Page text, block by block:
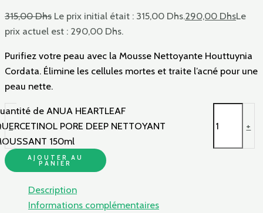
315,00Dhs Le prix initial était : 315,00 Dhs.290,00 DhsLe
prix actuel est : 290,00 Dhs.
Purifiez votre peau avec la Mousse Nettoyante Houttuynia
Cordata. Élimine les cellules mortes et traite l’acné pour une
peau nette.
-
de ANUA HEARTLEAF
PORE DEEP NETTOYANT
150ml
+
AJOUTER AU
PANIER
Description
Informations complémentaires